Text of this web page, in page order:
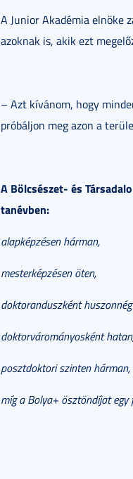
A Junior Akadémia elnöke
azoknak is, akik ezt
– Azt kívánom, hogy
próbáljon meg azon a
A Bölcsészet- és
tanévben:
alapképzésen hárman,
mesterképzésen öten,
doktoranduszként
doktorvárományosként
posztdoktori szinten hárman,
míg a Bolya+ ösztöndíjat egy